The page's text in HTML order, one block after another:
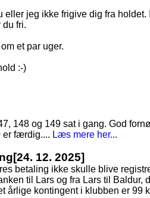
eller jeg ikke frigive dig fra
fri.
et par uger.
:-)
148 og 149 sat i gang. God
er færdig.... Læs mere her...
[24. 12. 2025]
betaling ikke skulle blive
til Lars og fra Lars til
årlige kontingent i klubben er 99